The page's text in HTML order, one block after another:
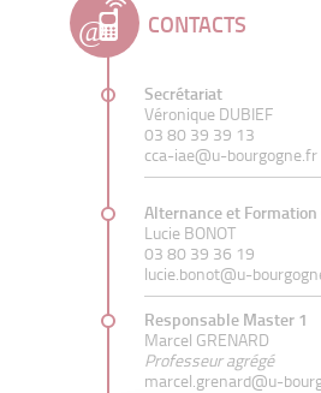
CONTACTS
Secrétariat
Véronique DUBIEF
03 80 39 39 13
cca-iae@u-bourgogne.fr
Alternance et
Lucie BONOT
03 80 39 36 19
lucie.bonot@u-
Responsable Master 1
Marcel GRENARD
Professeur agrégé
marcel.grenard@u-